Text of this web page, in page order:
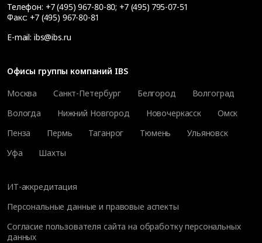
Телефон: +7 (495) 967-80-80; +7 (495) 795-07-51
Факс: +7 (495) 967-80-81
E-mail: ibs@ibs.ru
Офисы группы компаний IBS
Москва
Санкт-Петербург Белгород
Волгоград
Вологда
Нижний Новгород Новочеркасск
Омск
Пенза
Пермь Таганрог Тюмень
Ульяновск
Уфа
Шахты
ИТ-аккредитация
Персональные данные и правовые аспекты
Согласие пользователя сайта на обработку персональных
данных